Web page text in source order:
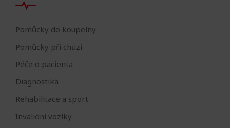
Pomůcky do koupelny
Pomůcky při chůzi
Péče o pacienta
Diagnostika
Rehabilitace a sport
Invalidní vozíky